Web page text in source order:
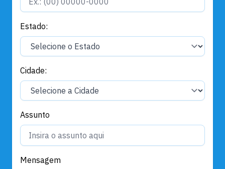
Estado:
Cidade:
Assunto
Mensagem